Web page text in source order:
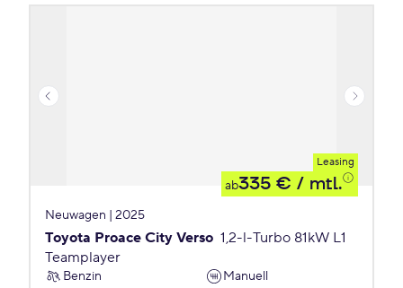
Leasing
ab335 € / mtl.
Neuwagen | 2025
Toyota Proace City Verso 1,2-l-Turbo 81kW L1
Teamplayer
Benzin
Manuell